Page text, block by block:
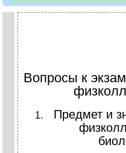
Вопросы к
Предмет и